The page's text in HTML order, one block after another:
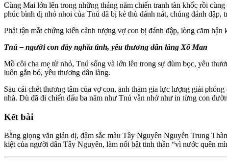
Cùng Mai lớn lên trong những tháng năm chiến tranh tàn khốc rồi
phúc bình dị nhỏ nhoi của Tnú đã bị kẻ thù đánh nát, chúng đánh đập,
Phải tận mắt chứng kiến cảnh tượng vợ con bị đánh đập, lòng căm
Tnú – người con đầy nghĩa tình, yêu thương dân làng Xô Man
Mồ côi cha mẹ từ nhỏ, Tnú sống và lớn lên trong sự đùm bọc, yêu
luôn gắn bó, yêu thương dân làng.
Sau cái chết thương tâm của vợ con, anh tham gia lực lượng giải
nhà. Dù đã đi chiến đấu ba năm như Tnú vẫn nhớ như in từng con
Kết bài
Bằng giọng văn giản dị, đậm sắc màu Tây Nguyên Nguyễn Trung
kiệt của người dân Tây Nguyên, làm nổi bật tinh thần “vì nước quên